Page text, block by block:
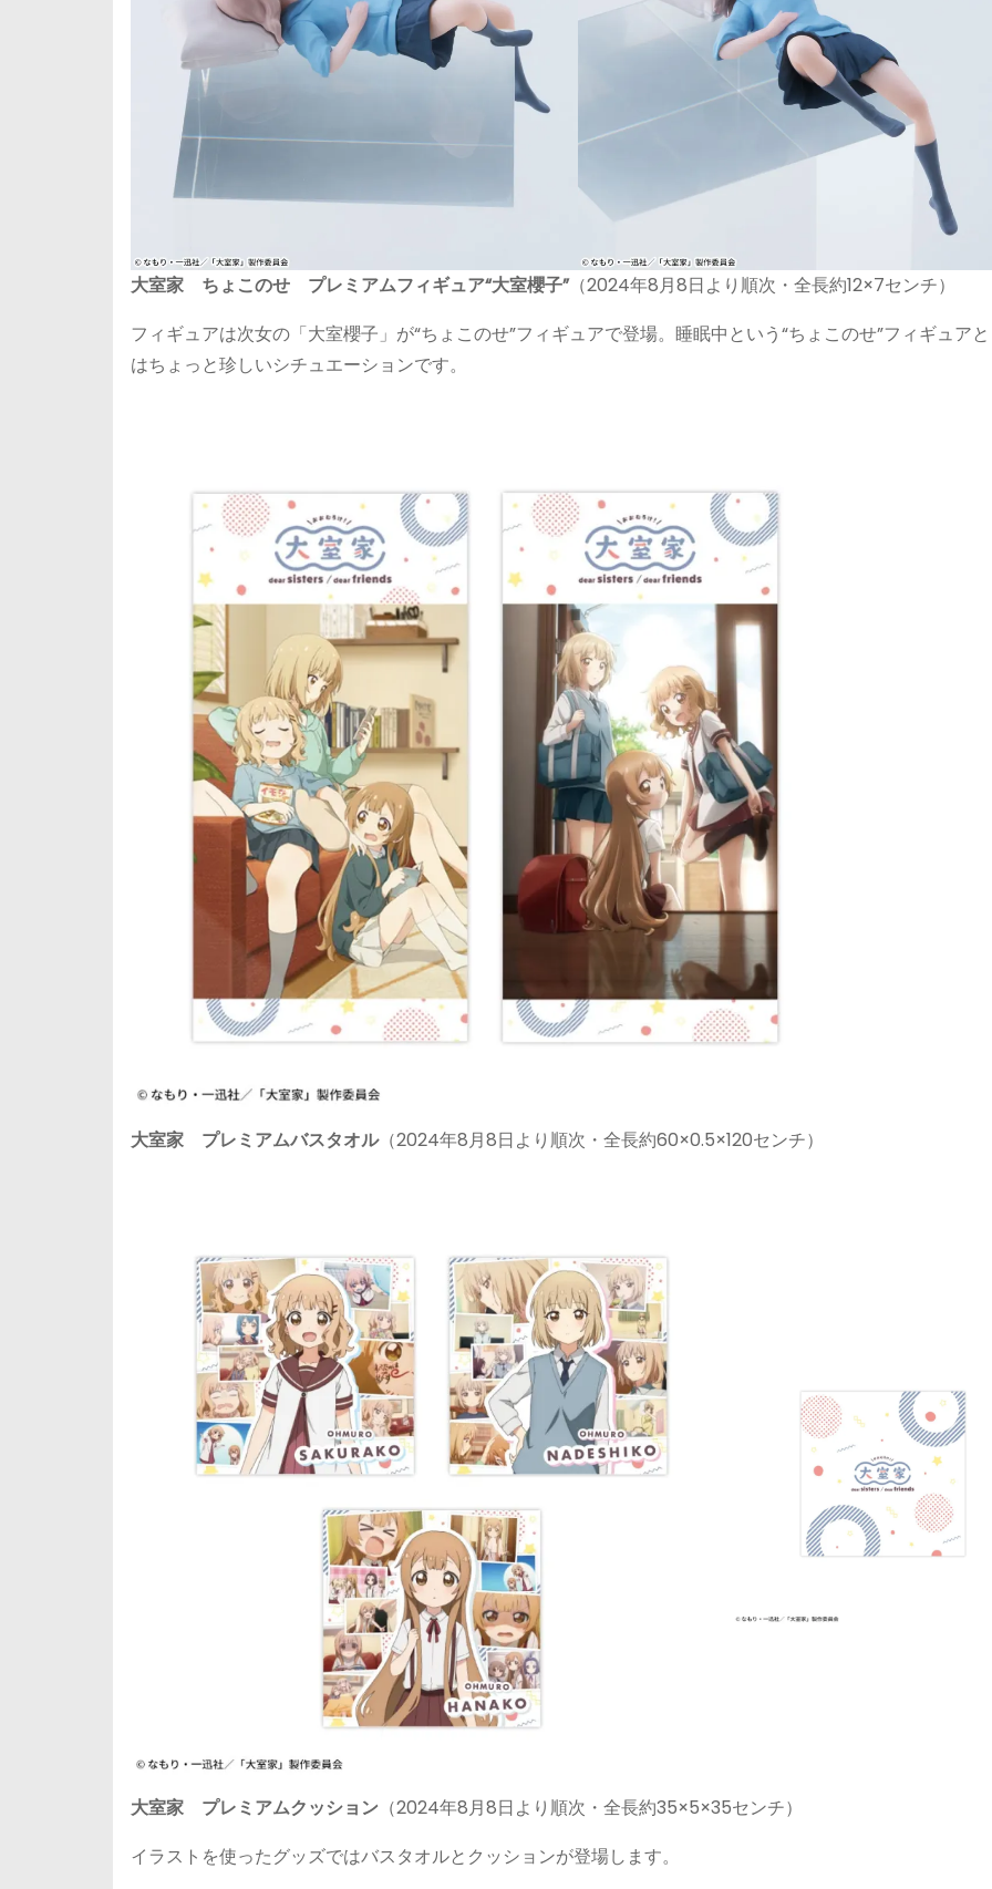
大室家 ちょこのせ プレミアムフィギュア“大室櫻子”（2024年8月8日より順次・全長約12×7センチ）
フィギュアは次女の「大室櫻子」が“ちょこのせ”フィギュアで登場。睡眠中という“ちょこのせ”フィギュア
はちょっと珍しいシチュエーションです。
大室家 プレミアムバスタオル（2024年8月8日より順次・全長約60×0.5×120センチ）
大室家 プレミアムクッション （2024年8月8日より順次・全長約35×5×35センチ）
イラストを使ったグッズではバスタオルとクッションが登場します。